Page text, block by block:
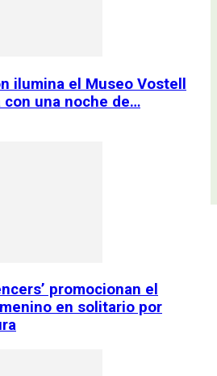
ilumina el Museo Vostell
con una noche de…
promocionan el
en solitario por